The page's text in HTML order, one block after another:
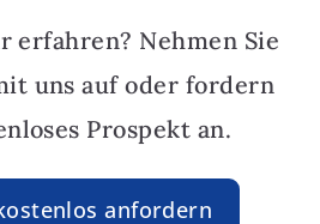
erfahren? Nehmen Sie
uns auf oder fordern
Prospekt an.
anfordern